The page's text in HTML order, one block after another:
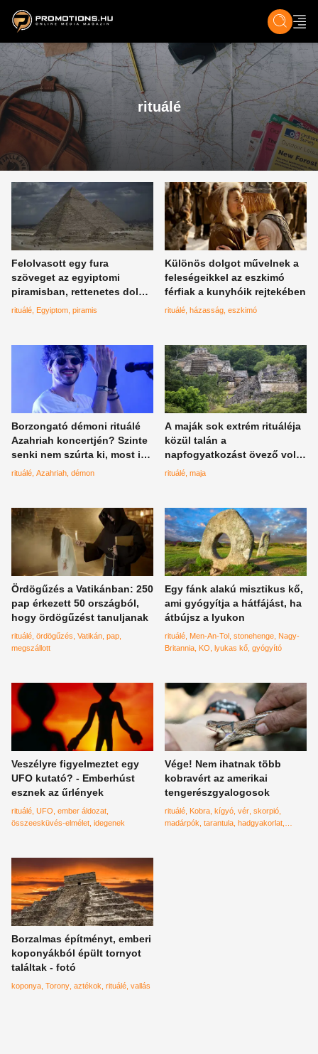
ZENE, FILM & KULT ÉLET TECH &
rituálé
Felolvasott egy fura
szöveget az egyiptomi
piramisban, rettenetes dolog
történt
rituálé Egyiptom piramis
Különös dolgot művelnek a
feleségeikkel az eszkimó
férfiak a kunyhóik rejtekében
rituálé házasság eszkimó
Borzongató démoni rituálé
Azahriah koncertjén? Szinte
senki nem szúrta ki, most itt
a nagy leleplezés
rituálé Azahriah démon
A maják sok extrém rituáléja
közül talán a
napfogyatkozást övező volt
a legdurvább, örülhetett, aki
rituálé maja
Ördögűzés a Vatikánban: 250
pap érkezett 50 országból,
hogy ördögűzést tanuljanak
rituálé ördögűzés Vatikán pap
megszállott
Egy fánk alakú misztikus kő,
ami gyógyítja a hátfájást, ha
átbújsz a lyukon
rituálé Men-An-Tol stonehenge Nagy-
Britannia KO lyukas kő gyógyító
Veszélyre figyelmeztet egy
UFO kutató? - Emberhúst
esznek az űrlények
rituálé UFO ember áldozat
összeesküvés-elmélet idegenek
Vége! Nem ihatnak több
kobravért az amerikai
tengerészgyalogosok
rituálé Kobra kígyó vér skorpió
madárpók tarantula hadgyakorlat
Borzalmas építményt, emberi
koponyákból épült tornyot
találtak - fotó
koponya Torony aztékok rituálé vallás